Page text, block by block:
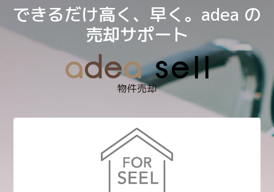
できるだけ高く、早く。adea の
売却サポート
物件売却